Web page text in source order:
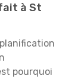
à St
pourquoi